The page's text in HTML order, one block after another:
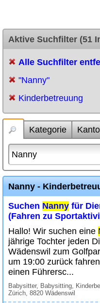
Aktive Suchfilter (51
Alle Suchfilter
"Nanny"
Kinderbetreuung
Kategorie
Nanny -
Suchen Nanny für
(Fahren zu
Hallo! Wir suchen eine
jährige Tochter jeden
Wädenswil zum
um 19:00 zurück
einen Führersc...
Babysitter, Babysitting,
Zürich, 8820 Wädenswil